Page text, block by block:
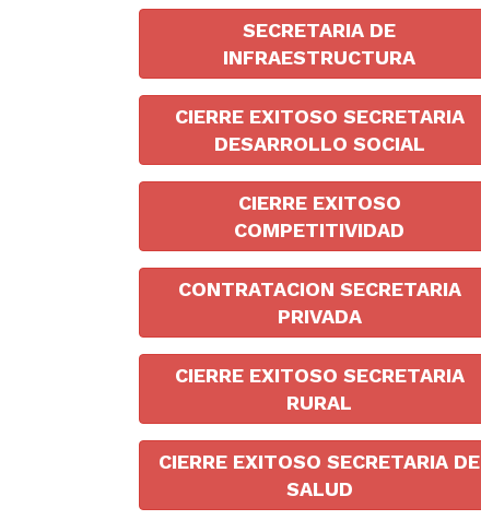
SECRETARIA DE
INFRAESTRUCTURA
CIERRE EXITOSO SECRETARIA
DESARROLLO SOCIAL
CIERRE EXITOSO
COMPETITIVIDAD
CONTRATACION SECRETARIA
PRIVADA
CIERRE EXITOSO SECRETARIA
RURAL
CIERRE EXITOSO SECRETARIA DE
SALUD